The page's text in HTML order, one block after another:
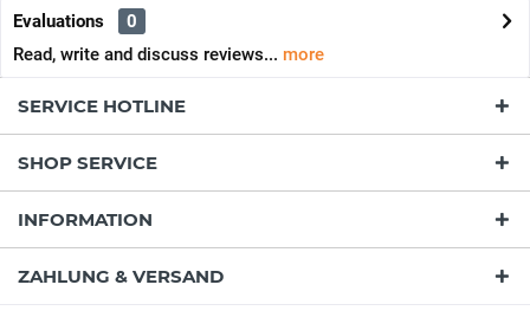
Evaluations
0
Read, write and discuss reviews... more
SERVICE HOTLINE
SHOP SERVICE
INFORMATION
ZAHLUNG & VERSAND